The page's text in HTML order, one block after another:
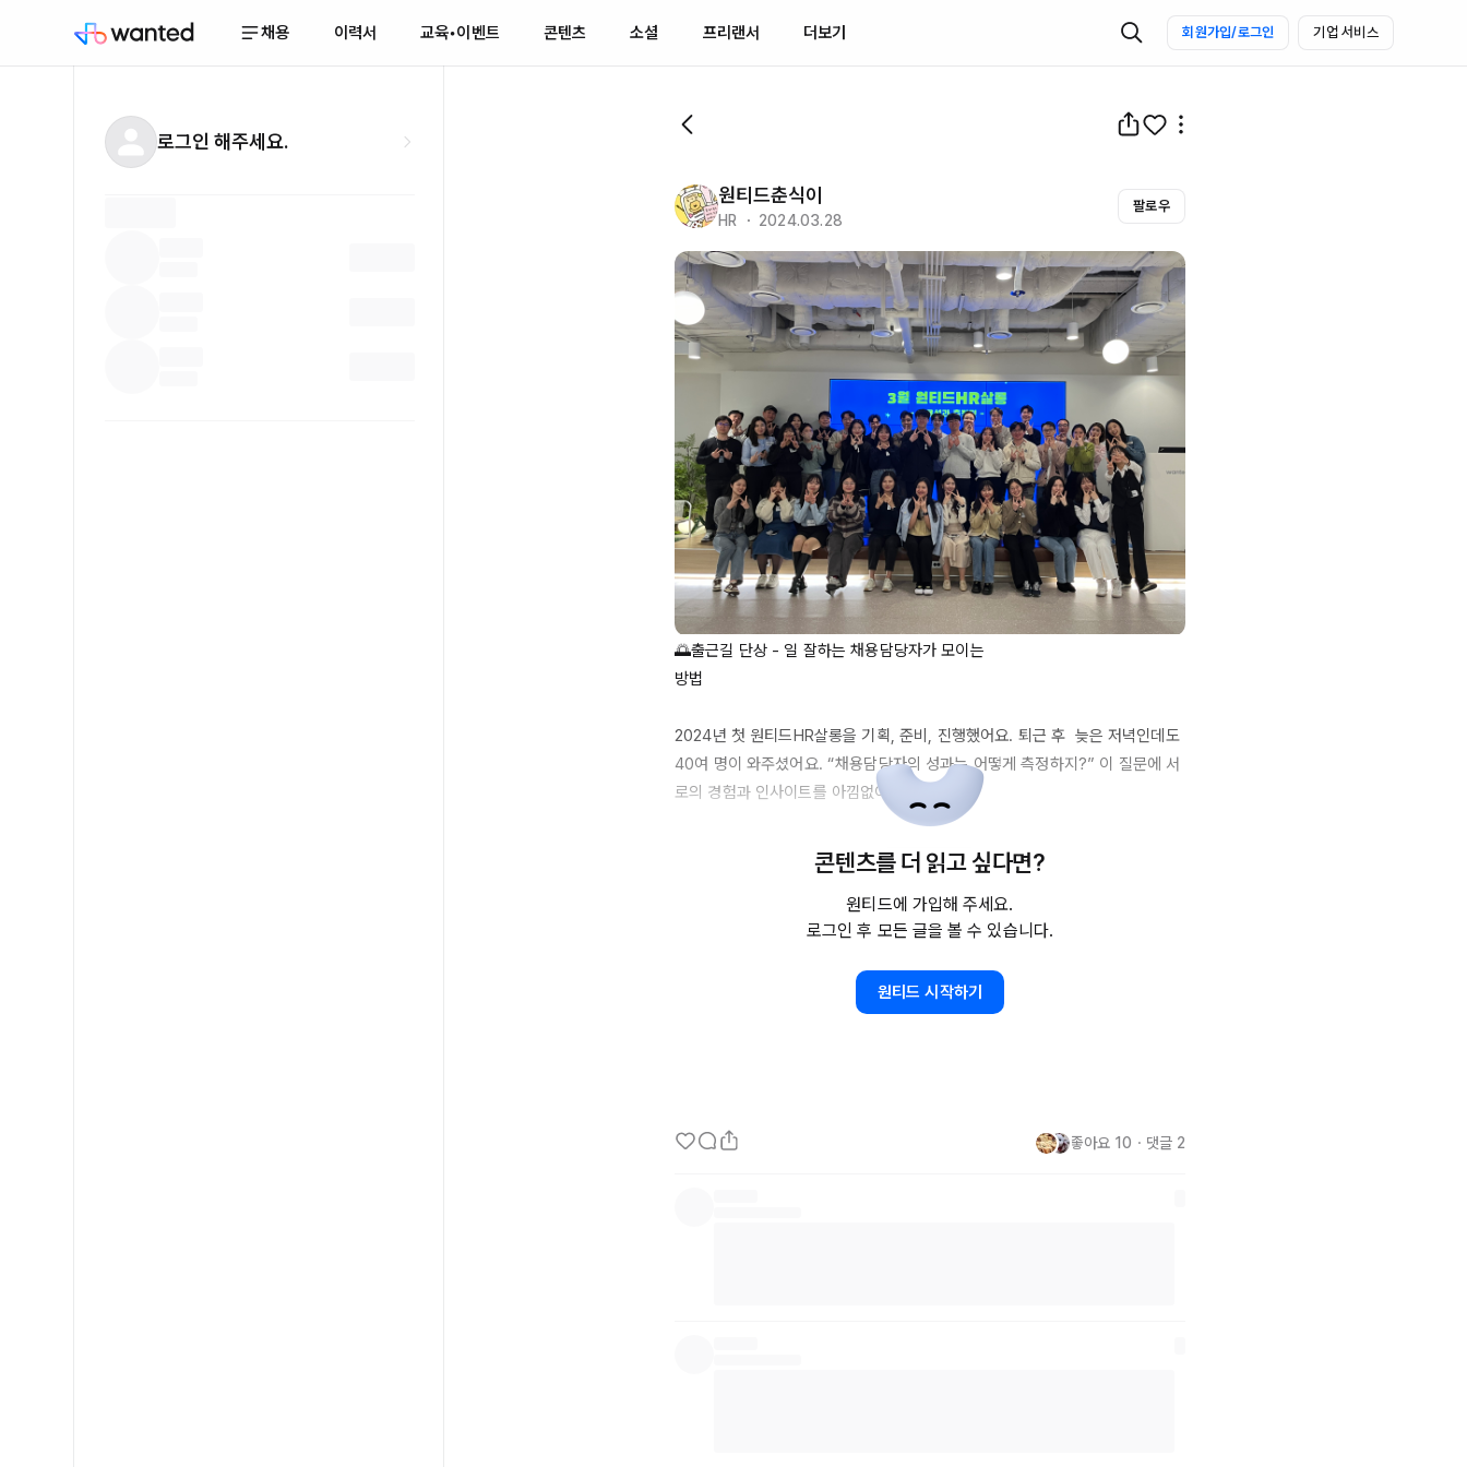
채용 이력서 교육•이벤트 콘텐츠 소셜 프리랜서 더보기 회원가입/로그인 기업 서비스
로그인 해주세요.
원티드춘식이
HR ・ 2024.03.28
팔로우
🌅출근길 단상 - 일 잘하는 채용담당자가 모이는
방법
2024년 첫 원티드HR살롱을
기획, 준비, 진행했어요. 퇴근 후  늦은 저녁인데도
40여 명이 와주셨어요. “채용담당자의 성과는 어떻게 측정하지?” 이 질문에 서
로의 경험과 인사이트를 아낌없이 나눴어요.
, 다면평가, 프로세스별 KPI 등 와우 포인트가 쏟아지는 밤이었
어요. 다양한 규모에서 오신, 1년차부터 19년차 채용 담당자들의 이야기는 그 깊
이와 넓이가 대단했습니다🥹👍
결, 열기가 궁금하시다면 다음 살롱에서 만나요!
콘텐츠를 더 읽고 싶다면?
원티드에 가입해 주세요.
로그인 후 모든 글을 볼 수 있습니다.
원티드 시작하기
좋아요 10 ・ 댓글 2